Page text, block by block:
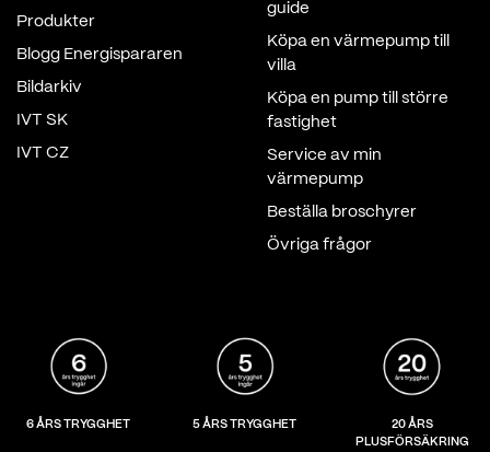
Produkter
Blogg Energispararen
Bildarkiv
IVT SK
IVT CZ
guide
Köpa en värmepump till
villa
Köpa en pump till större
fastighet
Service av min
värmepump
Beställa broschyrer
Övriga frågor
6 ÅRS TRYGGHET 5 ÅRS TRYGGHET
20 ÅRS
PLUSFÖRSÄKRING